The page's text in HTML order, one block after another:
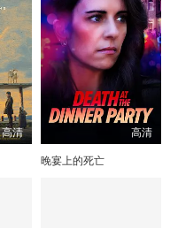
高清 高清
晚宴上的死亡